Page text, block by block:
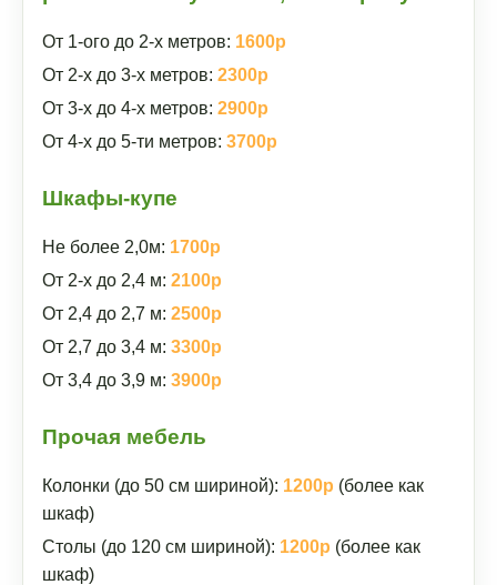
От 1-ого до 2-х метров: 1600р
От 2-х до 3-х метров: 2300р
От 3-х до 4-х метров: 2900р
От 4-х до 5-ти метров: 3700р
Шкафы-купе
Не более 2,0м: 1700р
От 2-х до 2,4 м: 2100р
От 2,4 до 2,7 м: 2500р
От 2,7 до 3,4 м: 3300р
От 3,4 до 3,9 м: 3900р
Прочая мебель
Колонки (до 50 см шириной): 1200р (более как
шкаф)
Столы (до 120 см шириной): 1200р (более как
шкаф)